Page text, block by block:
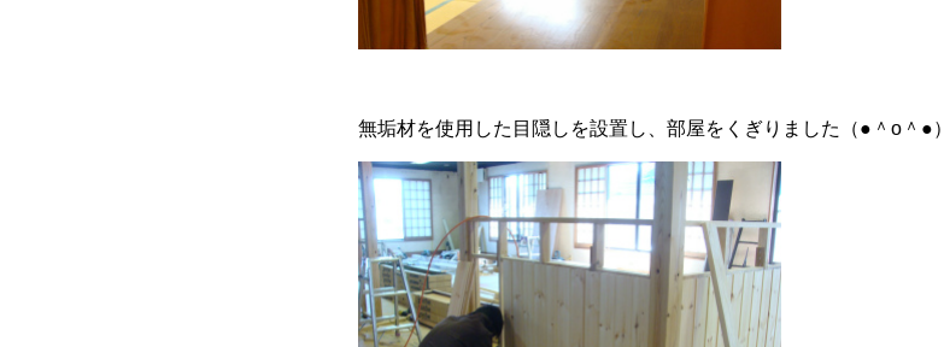
無垢材を使用した目隠しを設置し、部屋をくぎりました（●＾o＾●）